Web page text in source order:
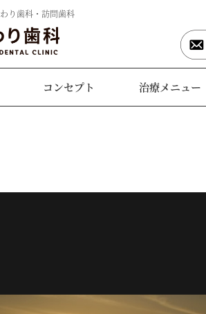
り歯科・訪問歯科
コンセプト 治療メニュー